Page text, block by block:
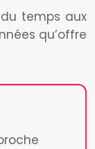
temps aux
qu’offre